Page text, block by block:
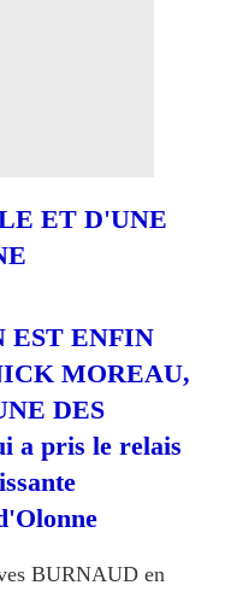
ET D'UNE
EST ENFIN
MOREAU,
DES
a pris le relais
BURNAUD en